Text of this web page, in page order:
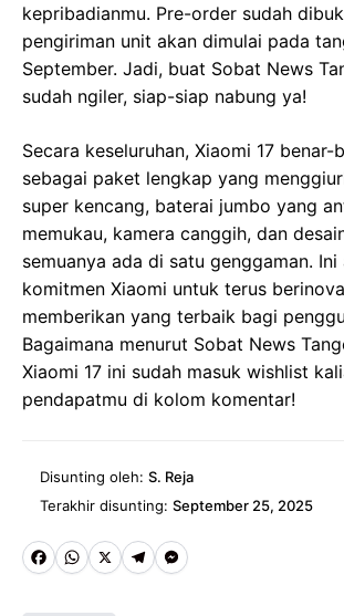
kepribadianmu. Pre-order sudah
pengiriman unit akan dimulai pada
September. Jadi, buat Sobat News
sudah ngiler, siap-siap nabung ya!
Secara keseluruhan, Xiaomi 17 benar-
sebagai paket lengkap yang
super kencang, baterai jumbo yang
memukau, kamera canggih, dan
semuanya ada di satu genggaman.
komitmen Xiaomi untuk terus
memberikan yang terbaik bagi
Bagaimana menurut Sobat News
Xiaomi 17 ini sudah masuk wishlist
pendapatmu di kolom komentar!
Disunting oleh: S. Reja
Terakhir disunting: September 25, 2025
Fa W
X
Te M